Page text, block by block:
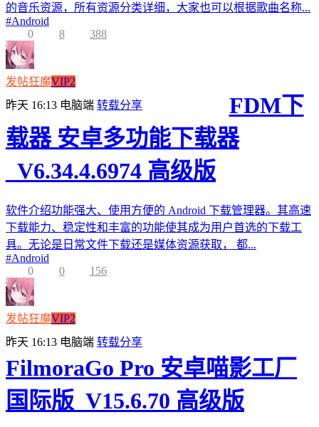
的音乐资源，所有资源分类详细，大家也可以根据歌曲名称...
#Android
0
8 388
发帖狂魔VIP2
昨天 16:13 电脑端 转载分享
FDM下
载器 安卓多功能下载器
_V6.34.4.6974 高级版
软件介绍功能强大、使用方便的 Android 下载管理器。其高速
下载能力、稳定性和丰富的功能使其成为用户首选的下载工
具。无论是日常文件下载还是媒体资源获取， 都...
#Android
0
0 156
发帖狂魔VIP2
昨天 16:13 电脑端 转载分享
FilmoraGo Pro 安卓喵影工厂
国际版_V15.6.70 高级版